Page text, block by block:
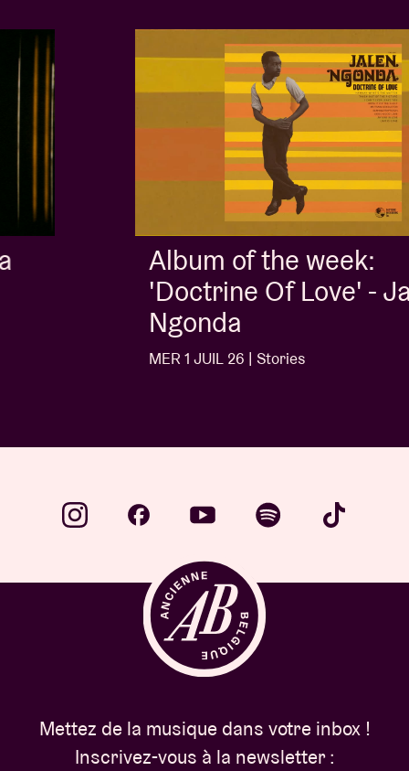
Album of the week:
'Doctrine Of Love' - Jalen
MER 1 JUIL 26 | Stories
Mettez de la musique dans votre inbox !
Inscrivez-vous à la newsletter :